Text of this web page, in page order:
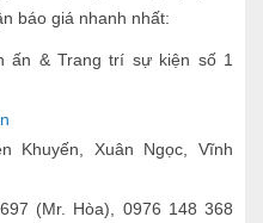
báo giá nhanh nhất:
ấn & Trang trí sự kiện số 1
Khuyến, Xuân Ngọc, Vĩnh
(Mr. Hòa), 0976 148 368